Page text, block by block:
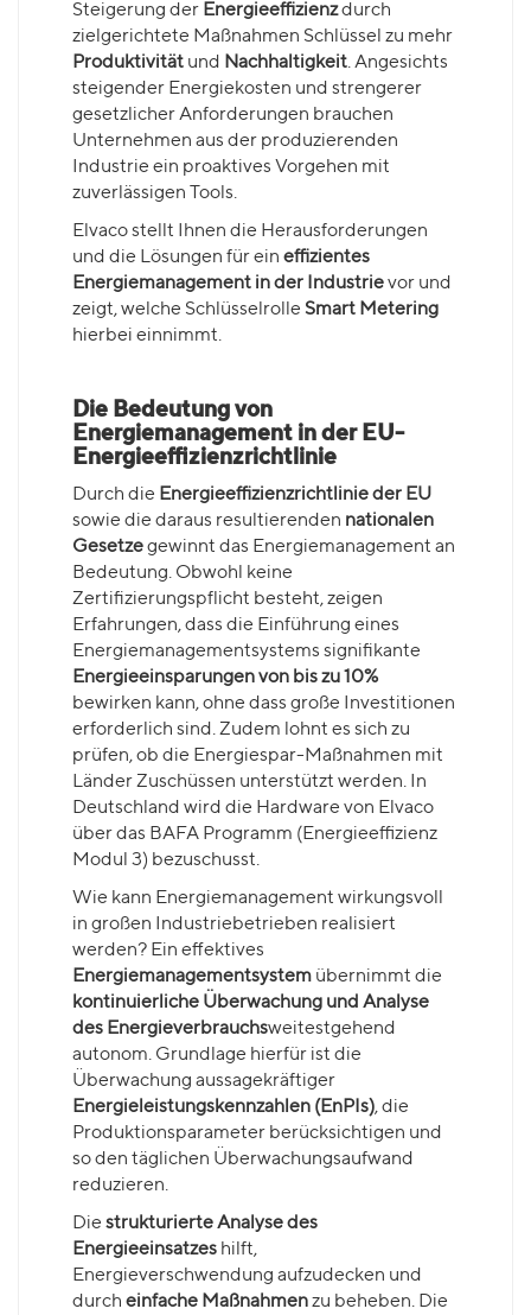
Steigerung der Energieeffizienzdurch
zielgerichtete Maßnahmen Schlüssel zu mehr
Produktivität und Nachhaltigkeit. Angesichts
steigender Energiekosten und strengerer
gesetzlicher Anforderungen brauchen
Unternehmen aus der produzierenden
Industrie ein proaktives Vorgehen mit
zuverlässigen Tools.
Elvaco stellt Ihnen die Herausforderungen
und die Lösungen für ein effizientes
Energiemanagement in der Industrievor und
zeigt, welche Schlüsselrolle Smart Metering
hierbei einnimmt.
Die Bedeutung von
Energiemanagement in der EU-
Energieeffizienzrichtlinie
Durch die Energieeffizienzrichtlinie der EU
sowie die daraus resultierenden nationalen
Gesetzegewinnt das Energiemanagement an
Bedeutung. Obwohl keine
Zertifizierungspflicht besteht, zeigen
Erfahrungen, dass die Einführung eines
Energiemanagementsystems signifikante
Energieeinsparungen von bis zu 10%
bewirken kann, ohne dass große Investitionen
erforderlich sind. Zudem lohnt es sich zu
prüfen, ob die Energiespar-Maßnahmen mit
Länder Zuschüssen unterstützt werden. In
Deutschland wird die Hardware von Elvaco
über das BAFA Programm (Energieeffizienz
Modul 3) bezuschusst.
Wie kann Energiemanagement wirkungsvoll
in großen Industriebetrieben realisiert
werden? Ein effektives
Energiemanagementsystem übernimmt die
kontinuierliche Überwachung und Analyse
des Energieverbrauchsweitestgehend
autonom. Grundlage hierfür ist die
Überwachung aussagekräftiger
Energieleistungskennzahlen (EnPIs), die
Produktionsparameter berücksichtigen und
so den täglichen Überwachungsaufwand
reduzieren.
Die strukturierte Analyse des
Energieeinsatzes hilft,
Energieverschwendung aufzudecken und
durch einfache Maßnahmenzu beheben. Die